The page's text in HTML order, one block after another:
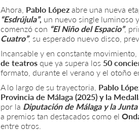
Ahora, Pablo López abre una nueva
“Esdrújula”, un nuevo single luminoso
comenzó con “El Niño del Espacio”,
Cuatro”, su esperado nuevo disco,
Incansable y en constante
de teatros que ya supera los 50
formato, durante el verano y el otoño
A lo largo de su trayectoria, Pablo
Provincia de Málaga (2025) y la
por la Diputación de Málaga y la
a premios tan destacados como el
entre otros.